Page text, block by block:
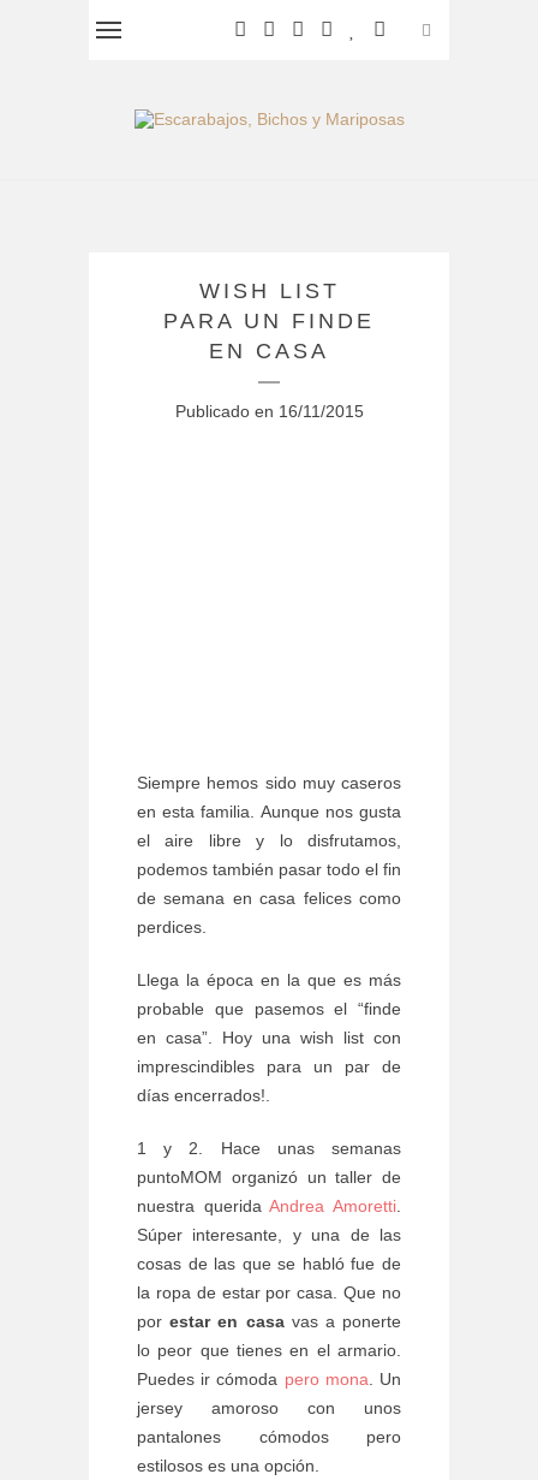
WISH LIST
PARA UN FINDE
EN CASA
Publicado en 16/11/2015
Siempre hemos sido muy caseros
en esta familia. Aunque nos gusta
el aire libre y lo disfrutamos,
podemos también pasar todo el fin
de semana en casa felices como
perdices.
Llega la época en la que es más
probable que pasemos el “finde
en casa”. Hoy una wish list con
imprescindibles para un par de
días encerrados!.
1 y 2. Hace unas semanas
puntoMOM organizó un taller de
nuestra queridaAndrea Amoretti.
Súper interesante, y una de las
cosas de las que se habló fue de
la ropa de estar por casa. Que no
porestar en casavas a ponerte
lo peor que tienes en el armario.
Puedes ir cómoda pero mona. Un
jersey amoroso con unos
pantalones cómodos pero
estilosos es una opción.